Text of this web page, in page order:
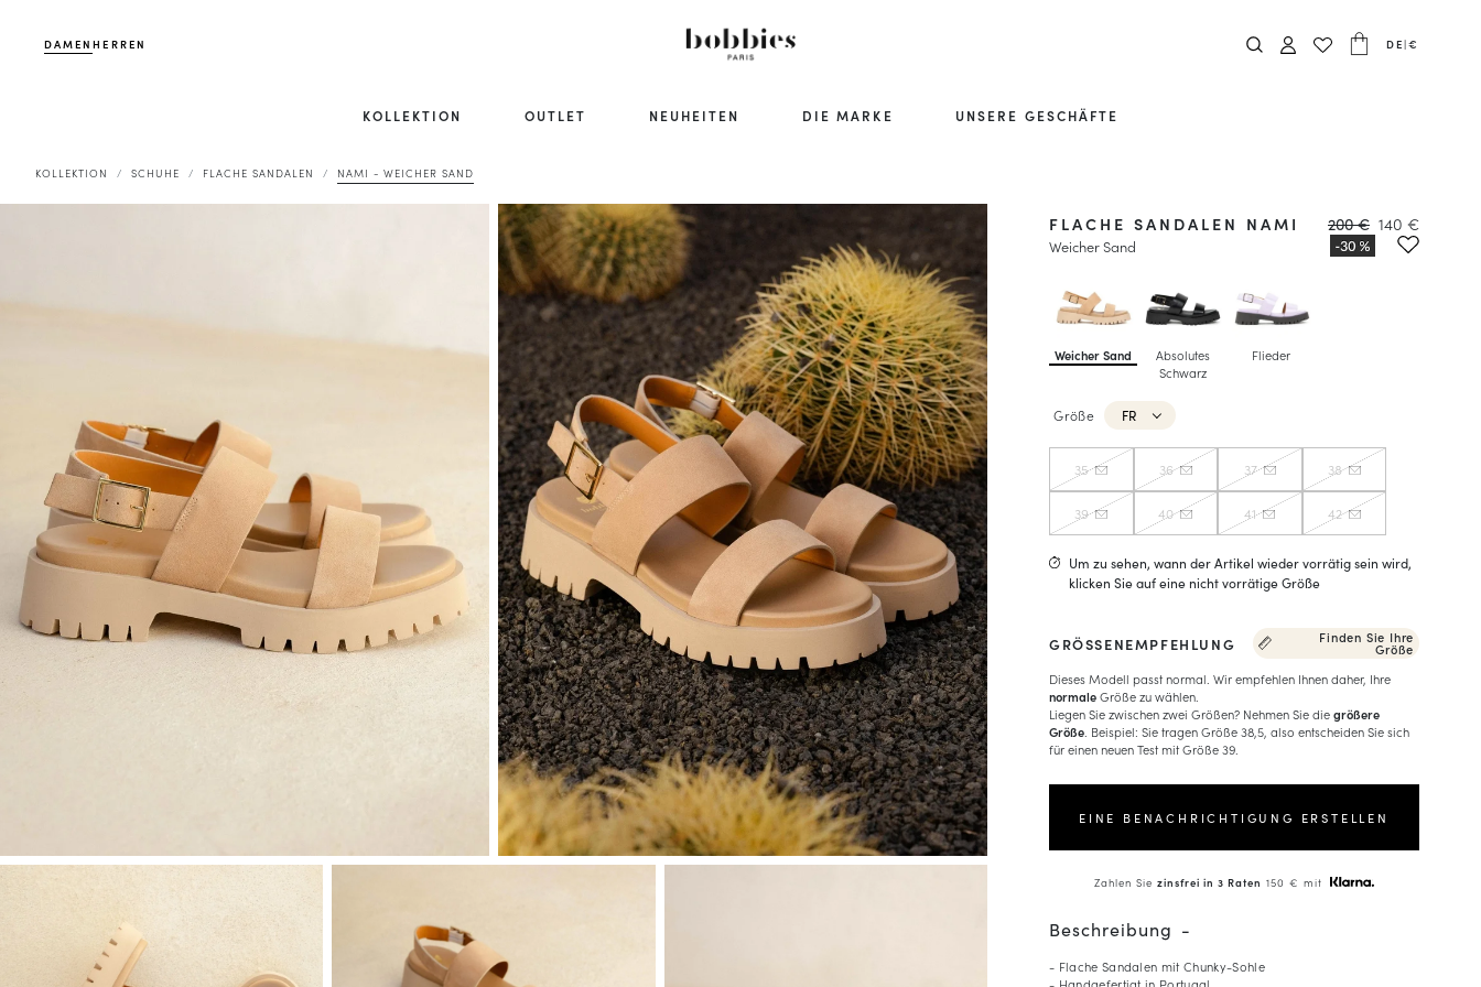
DAMENHERREN DE|€
KOLLEKTION OUTLET NEUHEITEN DIE MARKE UNSERE GESCHÄFTE
KOLLEKTION SCHUHE FLACHE SANDALEN NAMI - WEICHER SAND
Weicher Sand
Absolutes
Schwarz
Flieder
FLACHE SANDALEN NAMI
Weicher Sand
200 € 140 €
Größe FR
35 36 37 38
39 40 41 42
Um zu sehen, wann der Artikel wieder vorrätig sein wird,
klicken Sie auf eine nicht vorrätige Größe
GRÖSSENEMPFEHLUNG Finden Sie Ihre
Größe
Dieses Modell passt normal. Wir empfehlen Ihnen daher, Ihre
normaleGröße zu wählen.
Liegen Sie zwischen zwei Größen? Nehmen Sie diegrößere
Größe . Beispiel: Sie tragen Größe 38,5, also entscheiden Sie sich
für einen neuen Test mit Größe 39.
EINE BENACHRICHTIGUNG ERSTELLEN
Zahlen Siezinsfrei in 3 Raten 150 € mit
Beschreibung
- Flache Sandalen mit Chunky-Sohle